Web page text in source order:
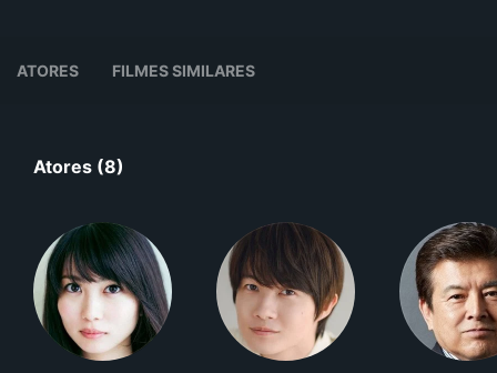
ATORES FILMES SIMILARES
Atores (8)